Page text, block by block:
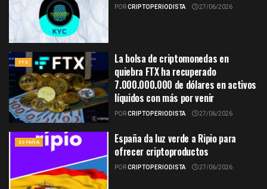
PORCRIPTOPERIODISTA 27/06/2026
FTX
La bolsa de criptomonedas en
quiebra FTX ha recuperado
7.000.000.000 de dólares en activos
líquidos con más por venir
PORCRIPTOPERIODISTA 27/06/2026
ESPAÑA
España da luz verde a Ripio para
ofrecer criptoproductos
PORCRIPTOPERIODISTA 27/06/2026